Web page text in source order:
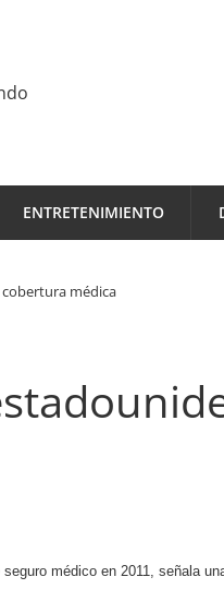
ENTRETENIMIENTO
médica
médico en 2011, señala